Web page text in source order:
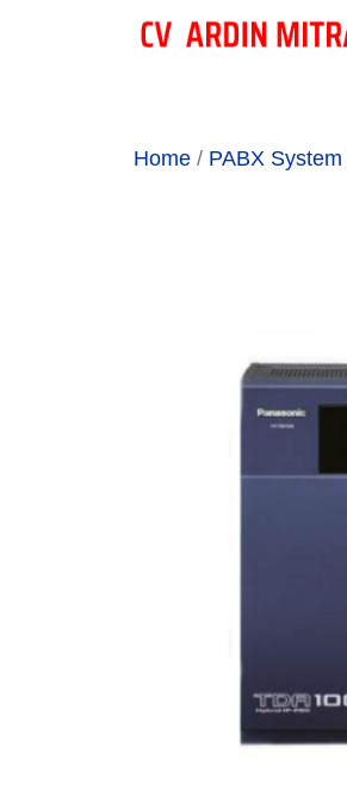
Home / PABX System